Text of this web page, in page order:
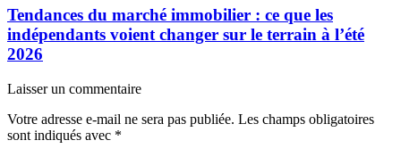
Tendances du marché immobilier : ce que les
indépendants voient changer sur le terrain à l’été
2026
Laisser un commentaire
Votre adresse e-mail ne sera pas publiée. Les champs obligatoires
sont indiqués avec *